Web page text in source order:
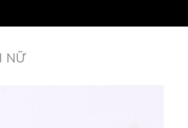
NỮ